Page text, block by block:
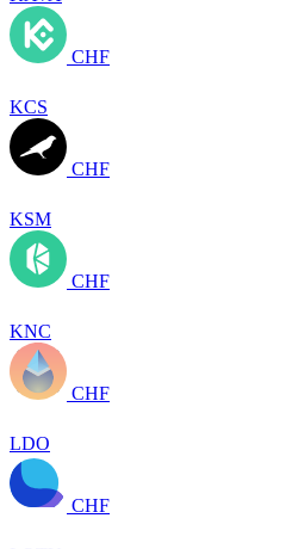
CHF
KCS
CHF
KSM
CHF
KNC
CHF
LDO
CHF